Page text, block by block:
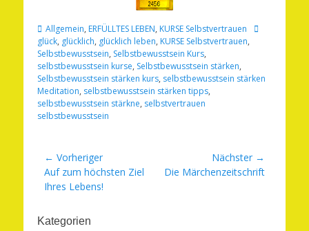
Kategorien
Allgemein, ERFÜLLTES LEBEN, KURSE Selbstvertrauen
Schlagworte
glück, glücklich, glücklich leben, KURSE Selbstvertrauen,
Selbstbewusstsein, Selbstbewusstsein Kurs,
selbstbewusstsein kurse, Selbstbewusstsein stärken,
Selbstbewusstsein stärken kurs, selbstbewusstsein stärken
Meditation, selbstbewusstsein stärken tipps,
selbstbewusstsein stärkne, selbstvertrauen
selbstbewusstsein
Beitragsnavigation
← Vorheriger
Vorheriger
Beitrag:
Auf zum höchsten Ziel
Ihres Lebens!
Nächster →
Nächster
Die Märchenzeitschrift
Kategorien